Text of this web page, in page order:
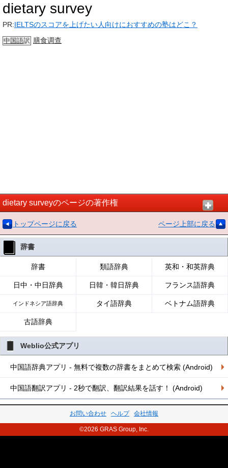
dietary survey
PR:IELTSのスコアを上げたい人向けにおすすめの塾はどこ？
中国語訳 膳食调查
dietary surveyのページの著作権
トップページに戻る ページ上部に戻る
辞書
辞書 類語辞典 英和・和英辞典
日中・中日辞典 日韓・韓日辞典 フランス語辞典
インドネシア語辞典 タイ語辞典 ベトナム語辞典
古語辞典
Weblio公式アプリ
中国語辞典アプリ - 無料で複数の辞書をまとめて検索 (Android)
中国語翻訳アプリ - 2秒で翻訳、翻訳結果を話す！ (Android)
お問い合わせ ヘルプ 会社情報
©2026 GRAS Group, Inc.